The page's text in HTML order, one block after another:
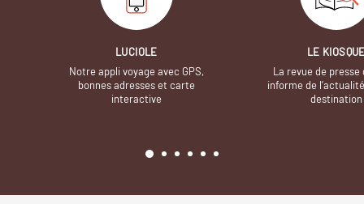
LUCIOLE
Notre appli voyage avec GPS,
bonnes adresses et carte
interactive
LE
La revue de presse
informe de
destination